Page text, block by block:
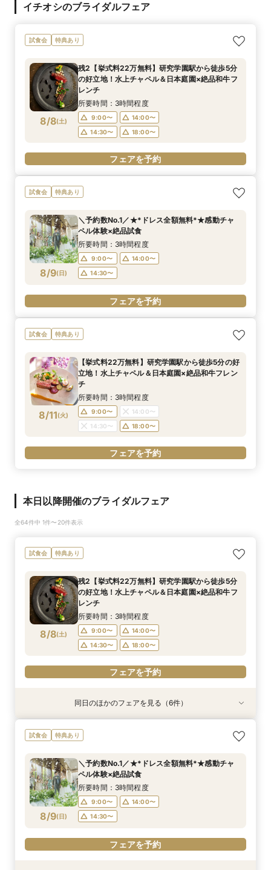
イチオシのブライダルフェア
試食会 特典あり
8/8(土)
残2【挙式料22万無料】研究学園駅から徒歩5分
の好立地！水上チャペル＆日本庭園×絶品和牛フ
レンチ
所要時間：3時間程度
9:00〜
14:00〜
14:30〜
18:00〜
フェアを予約
試食会 特典あり
8/9(日)
＼予約数No.1／★*ドレス全額無料*★感動チャ
ペル体験×絶品試食
所要時間：3時間程度
9:00〜
14:00〜
14:30〜
フェアを予約
試食会 特典あり
8/11(火)
【挙式料22万無料】研究学園駅から徒歩5分の好
立地！水上チャペル＆日本庭園×絶品和牛フレン
チ
所要時間：3時間程度
9:00〜
14:00〜
14:30〜
18:00〜
フェアを予約
本日以降開催のブライダルフェア
全64件中 1件〜20件表示
試食会 特典あり
8/8(土)
残2【挙式料22万無料】研究学園駅から徒歩5分
の好立地！水上チャペル＆日本庭園×絶品和牛フ
レンチ
所要時間：3時間程度
9:00〜
14:00〜
14:30〜
18:00〜
フェアを予約
特典あり
8/8(土)
【和婚をお考えの方へ】1stステップ相談会◎挙
式会場見学&「和」の演出体験♪常陸牛と旬のお魚
写真などおふたりの希望をじっくり伺い専属プラ
ンナーがご提案♪
所要時間：3時間程度
14:30〜
フェアを予約
8/8(土)
【タイパ重視！60分で完結◎】会場案内＆相談
会
9:00〜
14:00〜
18:00〜
フェアを予約
特典あり
8/8(土)
【6名～30名の少人数婚】挙式＆会食Newプラ
ン誕生！無料試食付
9:00〜
14:00〜
14:30〜
フェアを予約
8/8(土)
【2件目以降に】ふたりの悩みを解消！徹底比較
相談会
9:00〜
14:00〜
14:30〜
18:00〜
フェアを予約
特典あり
8/8(土)
【1件目がお得】1stステップ相談&試食×予算相談
*ギフト券プレゼント
9:00〜
14:00〜
14:30〜
フェアを予約
特典あり
8/8(土)
＼茨城人気3会場一気に見学！／憧れ花嫁体験×
贅沢フィレ試食◎
9:00〜
14:00〜
14:30〜
フェアを予約
同日のほかのフェアを見る（6件）
試食会 特典あり
8/9(日)
＼予約数No.1／★*ドレス全額無料*★感動チャ
ペル体験×絶品試食
所要時間：3時間程度
9:00〜
14:00〜
14:30〜
フェアを予約